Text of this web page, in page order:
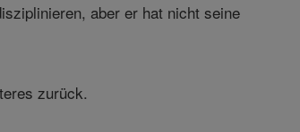
aber er hat nicht seine
zurück.